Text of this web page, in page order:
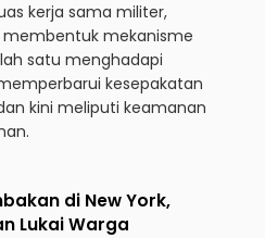
kerja sama militer,
mekanisme
satu menghadapi
kesepakatan
kini meliputi keamanan
di New York,
Lukai Warga